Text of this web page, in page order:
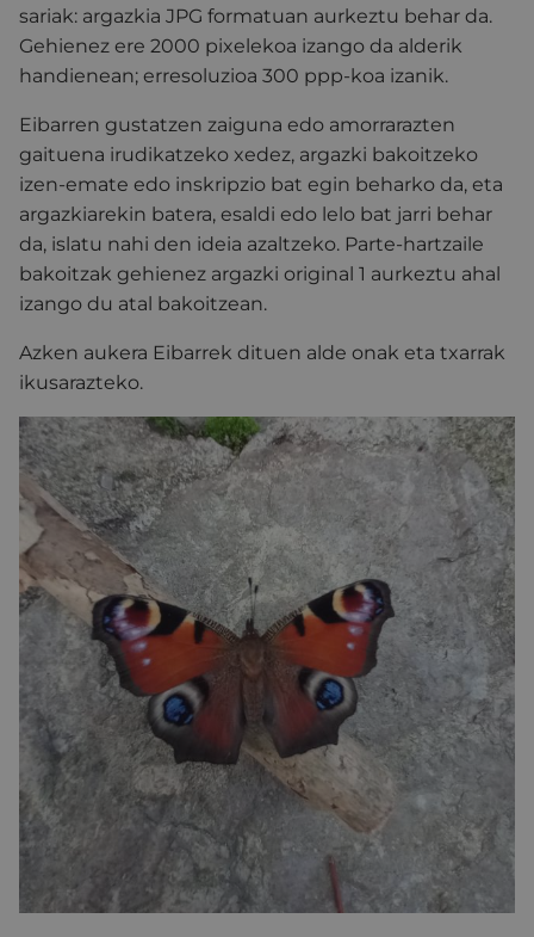
sariak: argazkia JPG formatuan aurkeztu behar da.
Gehienez ere 2000 pixelekoa izango da alderik
handienean; erresoluzioa 300 ppp-koa izanik.
Eibarren gustatzen zaiguna edo amorrarazten
gaituena irudikatzeko xedez, argazki bakoitzeko
izen-emate edo inskripzio bat egin beharko da, eta
argazkiarekin batera, esaldi edo lelo bat jarri behar
da, islatu nahi den ideia azaltzeko. Parte-hartzaile
bakoitzak gehienez argazki original 1 aurkeztu ahal
izango du atal bakoitzean.
Azken aukera Eibarrek dituen alde onak eta txarrak
ikusarazteko.